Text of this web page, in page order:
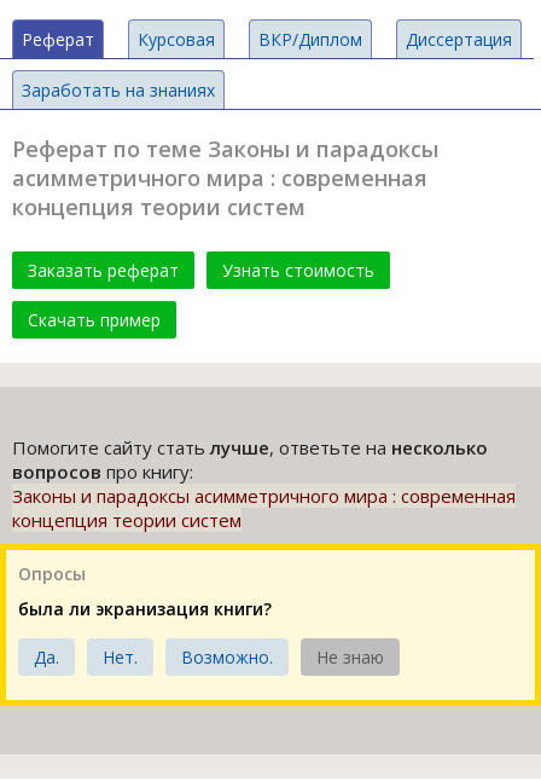
Реферат Курсовая ВКР/Диплом Диссертация
Заработать на знаниях
Реферат по теме Законы и парадоксы
асимметричного мира : современная
концепция теории систем
Заказать реферат Узнать стоимость
Скачать пример
Помогите сайту статьлучше, ответьте на несколько
вопросов про книгу:
Законы и парадоксы асимметричного мира : современная
концепция теории систем
Опросы
была ли экранизация книги?
Да. Нет. Возможно. Не знаю